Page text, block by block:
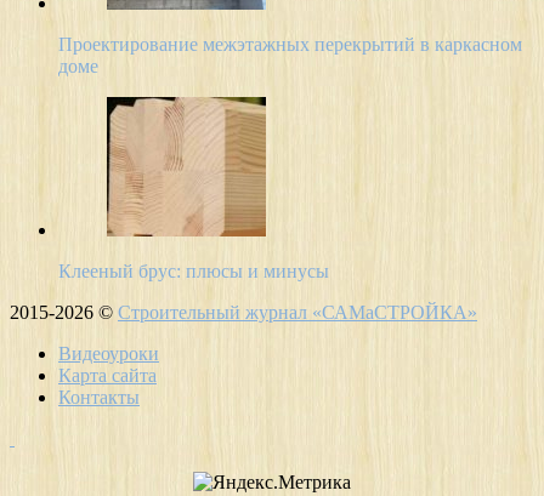
Проектирование межэтажных перекрытий в каркасном
доме
Клееный брус: плюсы и минусы
2015-2026 © Строительный журнал «САМаСТРОЙКА»
Видеоуроки
Карта сайта
Контакты